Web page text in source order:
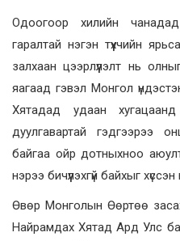
Одоогоор хилийн
гаралтай нэгэн түүхчийн
залхаан цээрлүүлэлт нь
яагаад гэвэл Монгол
Хятадад удаан
дуулгавартай гэдгээрээ
байгаа ойр дотныхноо
нэрээ бичүүлэхгүй байхыг
Өвөр Монголын Өөртөө
Найрамдах Хятад Ард Улс